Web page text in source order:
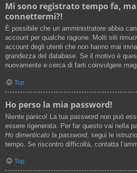
Mi sono registrato tempo fa,
connettermi?!
È possibile che un amministratore abbia
account per qualche ragione. Molti siti
account degli utenti che non hanno mai
grandezza del database. Se il motivo è
nuovamente e cerca di farti coinvolgere
Top
Ho perso la mia password!
Niente panico! La tua password non può
essere rigenerata. Per far questo vai nella
Ho dimenticato la password, segui le
tempo. Se riscontro difficoltà, contatta
Top